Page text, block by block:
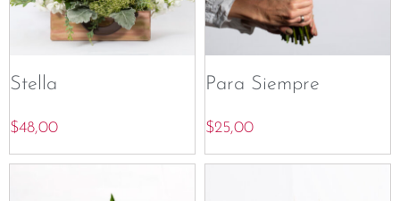
Stella
$48,00
Para Siempre
$25,00